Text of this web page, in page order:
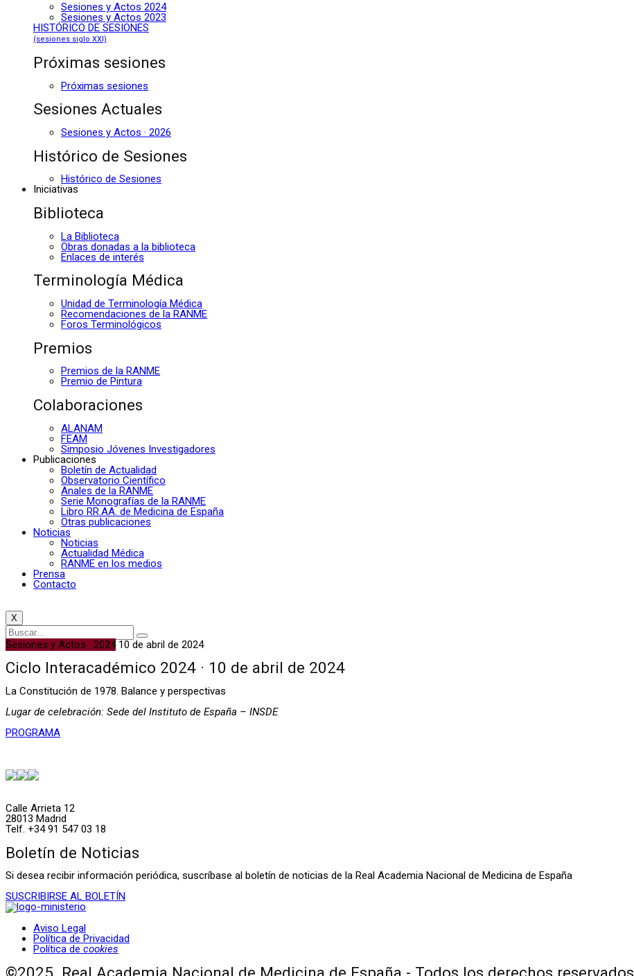
Sesiones y Actos 2024
Sesiones y Actos 2023
HISTÓRICO DE SESIONES
(sesiones siglo XXI)
Próximas sesiones
Próximas sesiones
Sesiones Actuales
Sesiones y Actos · 2026
Histórico de Sesiones
Histórico de Sesiones
Iniciativas
Biblioteca
La Biblioteca
Obras donadas a la biblioteca
Enlaces de interés
Terminología Médica
Unidad de Terminología Médica
Recomendaciones de la RANME
Foros Terminológicos
Premios
Premios de la RANME
Premio de Pintura
Colaboraciones
ALANAM
FEAM
Simposio Jóvenes Investigadores
Publicaciones
Boletín de Actualidad
Observatorio Científico
Anales de la RANME
Serie Monografías de la RANME
Libro RR.AA. de Medicina de España
Otras publicaciones
Noticias
Noticias
Actualidad Médica
RANME en los medios
Prensa
Contacto
X
Sesiones y Actos · 2024 10 de abril de 2024
Ciclo Interacadémico 2024 · 10 de abril de 2024
La Constitución de 1978. Balance y perspectivas
Lugar de celebración: Sede del Instituto de España – INSDE
PROGRAMA
Calle Arrieta 12
28013 Madrid
Telf. +34 91 547 03 18
Boletín de Noticias
Si desea recibir información periódica, suscríbase al boletín de noticias de la Real Academia Nacional de Medicina de España
SUSCRIBIRSE AL BOLETÍN
Aviso Legal
Política de Privacidad
Política de cookies